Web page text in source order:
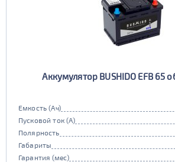
Аккумулятор BUSHIDO EFB 65
Емкость (Ач)
Пусковой ток (А)
Полярность
Габариты
Гарантия (мес)